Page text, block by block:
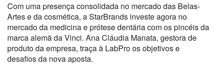
Com uma presença consolidada no mercado das Belas-
Artes e da cosmética, a StarBrands investe agora no
mercado da medicina e prótese dentária com os pincéis da
marca alemã da Vinci. Ana Cláudia Manata, gestora de
produto da empresa, traça à LabPro os objetivos e
desafios da nova aposta.